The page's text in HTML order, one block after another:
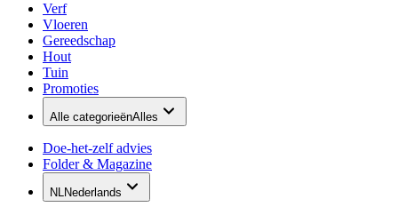
Verf
Vloeren
Gereedschap
Hout
Tuin
Promoties
Alle categorieënAlles
Doe-het-zelf advies
Folder & Magazine
NLNederlands